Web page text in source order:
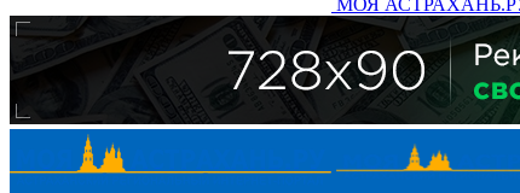
МОЯ